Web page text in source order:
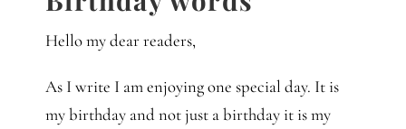
Schreiben
Hello my dear readers,
As I write I am enjoying one special day. It is
my birthday and not just a birthday it is my